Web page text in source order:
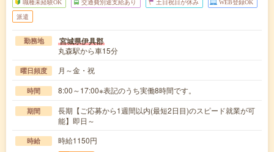
職種未経験OK 交通費別途支給あり 土日祝日が休み WEB登録OK
派遣
勤務地 宮城県伊具郡
丸森駅から車15分
曜日頻度 月～金・祝
時間 8:00～17:00※表記のうち実働8時間です。
期間
長期【ご応募から1週間以内(最短2日目)のスピード就業が可
能】即日～
時給 時給1150円